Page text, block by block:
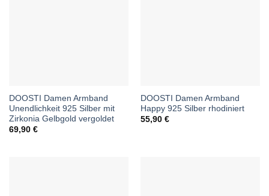
DOOSTI Damen Armband
Unendlichkeit 925 Silber mit
Zirkonia Gelbgold vergoldet
69,90 €
DOOSTI Damen Armband
Happy 925 Silber rhodiniert
55,90 €